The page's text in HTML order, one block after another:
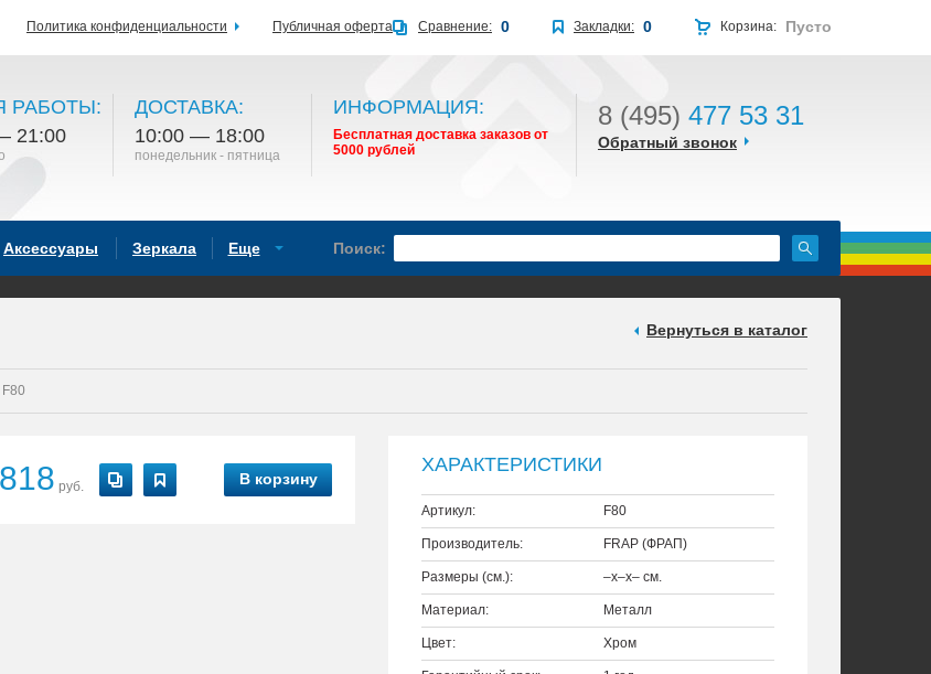
РАБОТЫ:
21:00
ДОСТАВКА:
10:00 — 18:00
понедельник - пятница
ИНФОРМАЦИЯ:
Бесплатная доставка заказов от
5000 рублей
8 (495) 477 53 31
Обратный звонок
Аксессуары Зеркала Еще Поиск:
Вернуться в каталог
F80
руб. В корзину
ХАРАКТЕРИСТИКИ
Артикул: F80
Производитель: FRAP (ФРАП)
Размеры (см.): –x–x– см.
Материал: Металл
Цвет: Хром
Политика конфиденциальности Публичная оферта Корзина: Пусто
Закладки: 0
Сравнение: 0